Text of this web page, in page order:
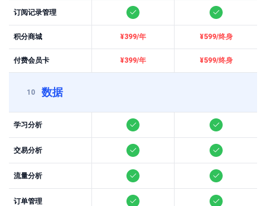
订阅记录管理
积分商城 ¥399/年 ¥599/终身
付费会员卡 ¥399/年 ¥599/终身
10 数据
学习分析
交易分析
流量分析
订单管理